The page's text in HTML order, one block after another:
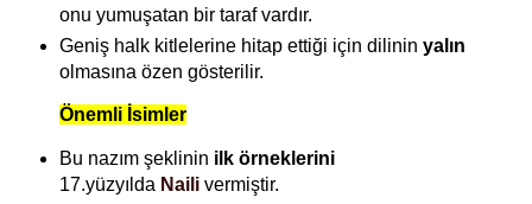
onu yumuşatan bir taraf vardır.
Geniş halk kitlelerine hitap ettiği için dilinin yalın
olmasına özen gösterilir.
Önemli İsimler
Bu nazım şeklinin ilk örneklerini
17.yüzyılda Naili vermiştir.